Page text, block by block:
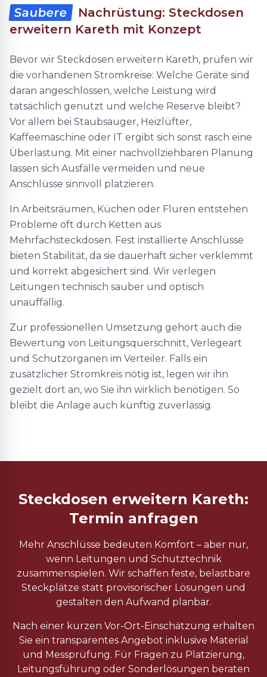
Saubere
Nachrüstung: Steckdosen
erweitern Kareth mit Konzept
Bevor wir Steckdosen erweitern Kareth, prüfen wir
die vorhandenen Stromkreise: Welche Geräte sind
daran angeschlossen, welche Leistung wird
tatsächlich genutzt und welche Reserve bleibt?
Vor allem bei Staubsauger, Heizlüfter,
Kaffeemaschine oder IT ergibt sich sonst rasch eine
Überlastung. Mit einer nachvollziehbaren Planung
lassen sich Ausfälle vermeiden und neue
Anschlüsse sinnvoll platzieren.
In Arbeitsräumen, Küchen oder Fluren entstehen
Probleme oft durch Ketten aus
Mehrfachsteckdosen. Fest installierte Anschlüsse
bieten Stabilität, da sie dauerhaft sicher verklemmt
und korrekt abgesichert sind. Wir verlegen
Leitungen technisch sauber und optisch
unauffällig.
Zur professionellen Umsetzung gehört auch die
Bewertung von Leitungsquerschnitt, Verlegeart
und Schutzorganen im Verteiler. Falls ein
zusätzlicher Stromkreis nötig ist, legen wir ihn
gezielt dort an, wo Sie ihn wirklich benötigen. So
bleibt die Anlage auch künftig zuverlässig.
Steckdosen erweitern Kareth:
Termin anfragen
Mehr Anschlüsse bedeuten Komfort – aber nur,
wenn Leitungen und Schutztechnik
zusammenspielen. Wir schaffen feste, belastbare
Steckplätze statt provisorischer Lösungen und
gestalten den Aufwand planbar.
Nach einer kurzen Vor-Ort-Einschätzung erhalten
Sie ein transparentes Angebot inklusive Material
und Messprüfung. Für Fragen zu Platzierung,
Leitungsführung oder Sonderlösungen beraten